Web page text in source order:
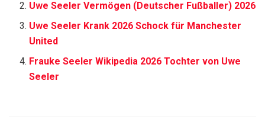
Uwe Seeler Vermögen (Deutscher Fußballer) 2026
Uwe Seeler Krank 2026 Schock für Manchester
United
Frauke Seeler Wikipedia 2026 Tochter von Uwe
Seeler